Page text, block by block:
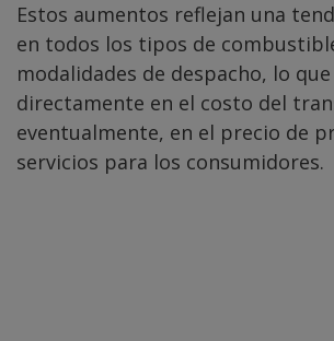
Estos aumentos reflejan una
en todos los tipos de
modalidades de despacho, lo
directamente en el costo del
eventualmente, en el precio de
servicios para los consumidores.